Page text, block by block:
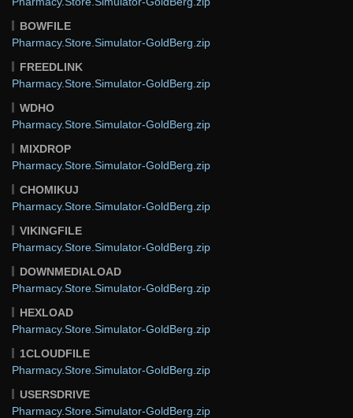
BOWFILE
Pharmacy.Store.Simulator-GoldBerg.zip
FREEDLINK
Pharmacy.Store.Simulator-GoldBerg.zip
WDHO
Pharmacy.Store.Simulator-GoldBerg.zip
MIXDROP
Pharmacy.Store.Simulator-GoldBerg.zip
CHOMIKUJ
Pharmacy.Store.Simulator-GoldBerg.zip
VIKINGFILE
Pharmacy.Store.Simulator-GoldBerg.zip
DOWNMEDIALOAD
Pharmacy.Store.Simulator-GoldBerg.zip
HEXLOAD
Pharmacy.Store.Simulator-GoldBerg.zip
1CLOUDFILE
Pharmacy.Store.Simulator-GoldBerg.zip
USERSDRIVE
Pharmacy.Store.Simulator-GoldBerg.zip